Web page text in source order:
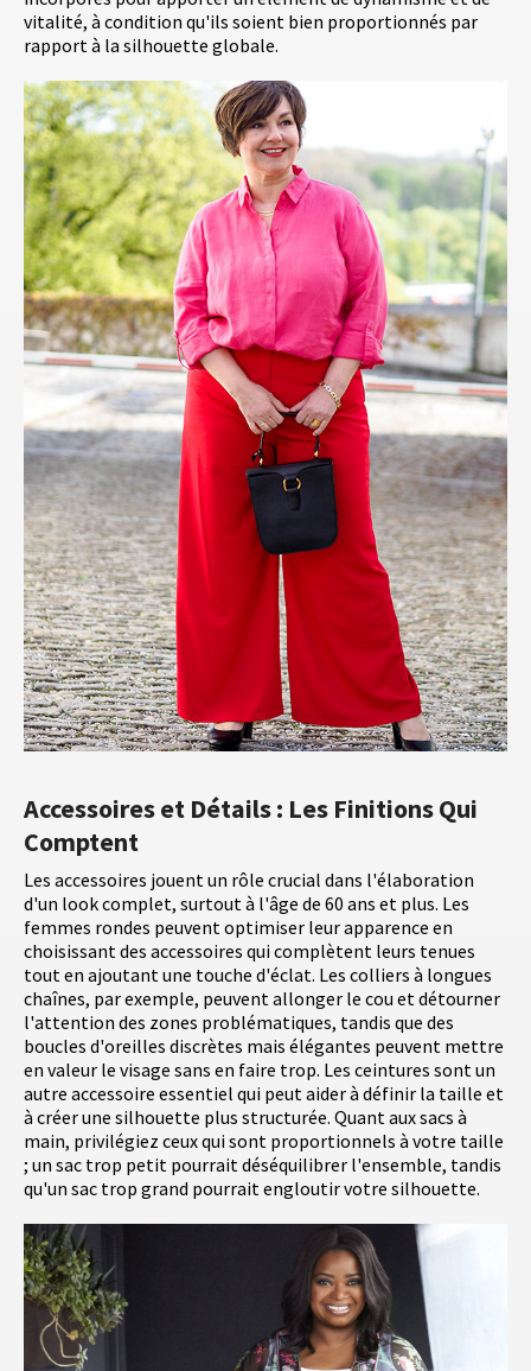
vitalité, à condition qu'ils soient bien proportionnés par
rapport à la silhouette globale.
Accessoires et Détails : Les Finitions Qui
Comptent
Les accessoires jouent un rôle crucial dans l'élaboration
d'un look complet, surtout à l'âge de 60 ans et plus. Les
femmes rondes peuvent optimiser leur apparence en
choisissant des accessoires qui complètent leurs tenues
tout en ajoutant une touche d'éclat. Les colliers à longues
chaînes, par exemple, peuvent allonger le cou et détourner
l'attention des zones problématiques, tandis que des
boucles d'oreilles discrètes mais élégantes peuvent mettre
en valeur le visage sans en faire trop. Les ceintures sont un
autre accessoire essentiel qui peut aider à définir la taille et
à créer une silhouette plus structurée. Quant aux sacs à
main, privilégiez ceux qui sont proportionnels à votre taille
; un sac trop petit pourrait déséquilibrer l'ensemble, tandis
qu'un sac trop grand pourrait engloutir votre silhouette.